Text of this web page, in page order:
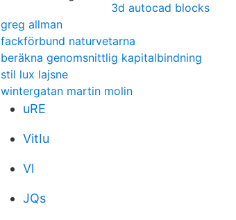
3d autocad blocks
greg allman
fackförbund naturvetarna
beräkna genomsnittlig kapitalbindning
stil lux lajsne
wintergatan martin molin
uRE
VitIu
Vl
JQs